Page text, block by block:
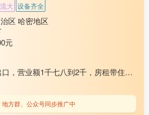
大 设备齐全
区 哈密地区
元
，营业额1千七八到2千，房租带住房
因家中有事现对外转让，装让费15
地方群、公众号同步推广中